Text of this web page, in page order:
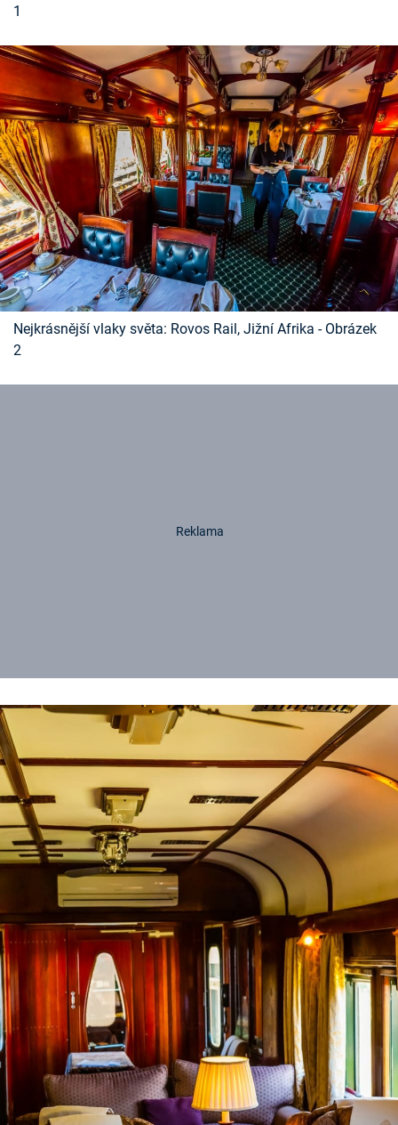
Sledujte prima+
Přihlášení
Sledujte nás
1
Nejkrásnější vlaky světa: Rovos Rail, Jižní Afrika - Obrázek
2